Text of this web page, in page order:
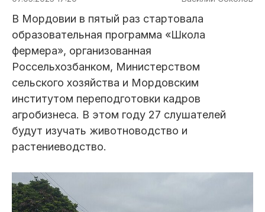
В Мордовии в пятый раз стартовала
образовательная программа «Школа
фермера», организованная
Россельхозбанком, Министерством
сельского хозяйства и Мордовским
институтом переподготовки кадров
агробизнеса. В этом году 27 слушателей
будут изучать животноводство и
растениеводство.